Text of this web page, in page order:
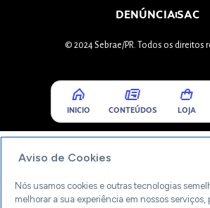
DENÚNCIASAC
© 2024 Sebrae/PR. Todos os direitos
INICIO CONTEÚDOS LOJA
Aviso de Cookies
Nós usamos cookies e outras tecnologias
melhorar a sua experiência em nossos serviços,